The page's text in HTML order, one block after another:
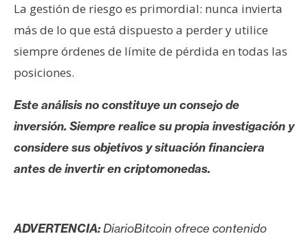
La gestión de riesgo es primordial: nunca invierta
más de lo que está dispuesto a perder y utilice
siempre órdenes de límite de pérdida en todas las
posiciones.
Este análisis no constituye un consejo de
inversión. Siempre realice su propia investigación y
considere sus objetivos y situación financiera
antes de invertir en criptomonedas.
ADVERTENCIA:DiarioBitcoin ofrece contenido